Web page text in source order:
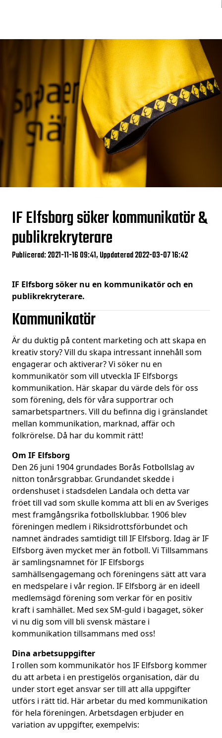
IF Elfsborg söker kommunikatör &
publikrekryterare
Publicerad: 2021-11-16 09:41, Uppdaterad 2022-03-07 16:42
IF Elfsborg söker nu en kommunikatör och en
publikrekryterare.
Kommunikatör
Är du duktig på content marketing och att skapa en
kreativ story? Vill du skapa intressant innehåll som
engagerar och aktiverar? Vi söker nu en
kommunikatör som vill utveckla IF Elfsborgs
kommunikation. Här skapar du värde dels för oss
som förening, dels för våra supportrar och
samarbetspartners. Vill du befinna dig i gränslandet
mellan kommunikation, marknad, affär och
folkrörelse. Då har du kommit rätt!
Om IF Elfsborg
Den 26 juni 1904 grundades Borås Fotbollslag av
nitton tonårsgrabbar. Grundandet skedde i
ordenshuset i stadsdelen Landala och detta var
fröet till vad som skulle komma att bli en av Sveriges
mest framgångsrika fotbollsklubbar. 1906 blev
föreningen medlem i Riksidrottsförbundet och
namnet ändrades samtidigt till IF Elfsborg. Idag är IF
Elfsborg även mycket mer än fotboll. Vi Tillsammans
är samlingsnamnet för IF Elfsborgs
samhällsengagemang och föreningens sätt att vara
en medspelare i vår region. IF Elfsborg är en ideell
medlemsägd förening som verkar för en positiv
kraft i samhället. Med sex SM-guld i bagaget, söker
vi nu dig som vill bli svensk mästare i
kommunikation tillsammans med oss!
Dina arbetsuppgifter
I rollen som kommunikatör hos IF Elfsborg kommer
du att arbeta i en prestigelös organisation, där du
under stort eget ansvar ser till att alla uppgifter
utförs i rätt tid. Här arbetar du med kommunikation
för hela föreningen. Arbetsdagen erbjuder en
variation av uppgifter, exempelvis: